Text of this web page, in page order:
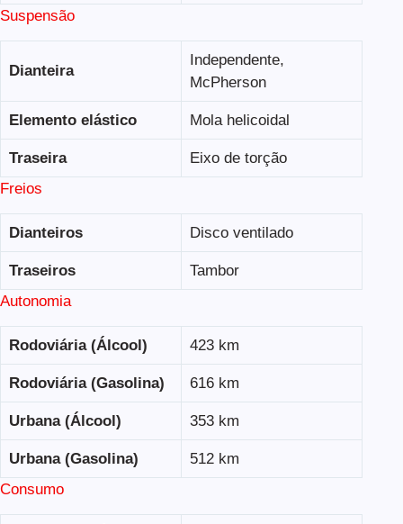
Suspensão
Dianteira
Independente,
McPherson
Elemento elástico Mola helicoidal
Traseira
Eixo de torção
Freios
Dianteiros Disco ventilado
Traseiros
Tambor
Autonomia
Rodoviária (Álcool) 423 km
Rodoviária (Gasolina) 616 km
Urbana (Álcool) 353 km
Urbana (Gasolina)
512 km
Consumo